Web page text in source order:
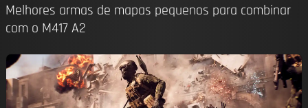
Melhores armas de mapas pequenos para combinar
com o M417 A2